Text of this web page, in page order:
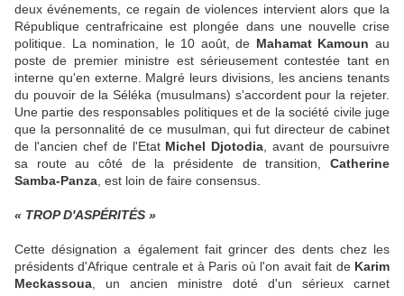
deux événements, ce regain de violences intervient alors que la
République centrafricaine est plongée dans une nouvelle crise
politique. La nomination, le 10 août, de Mahamat Kamoun au
poste de premier ministre est sérieusement contestée tant en
interne qu'en externe. Malgré leurs divisions, les anciens tenants
du pouvoir de la Séléka (musulmans) s'accordent pour la rejeter.
Une partie des responsables politiques et de la société civile juge
que la personnalité de ce musulman, qui fut directeur de cabinet
de l'ancien chef de l'Etat Michel Djotodia , avant de poursuivre
sa route au côté de la présidente de transition, Catherine
Samba-Panza , est loin de faire consensus.
« TROP D'ASPÉRITÉS »
Cette désignation a également fait grincer des dents chez les
présidents d'Afrique centrale et à Paris où l'on avait fait de Karim
Meckassoua , un ancien ministre doté d'un sérieux carnet